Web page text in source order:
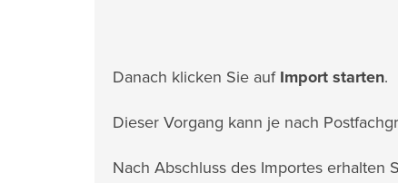
Danach klicken Sie auf Import starten.
Dieser Vorgang kann je nach
Nach Abschluss des Importes erhalten